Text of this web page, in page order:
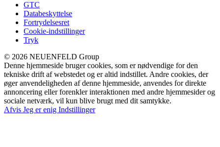
GTC
Databeskyttelse
Fortrydelsesret
Cookie-indstillinger
Tryk
© 2026 NEUENFELD Group
Denne hjemmeside bruger cookies, som er nødvendige for den
tekniske drift af webstedet og er altid indstillet. Andre cookies, der
øger anvendeligheden af denne hjemmeside, anvendes for direkte
annoncering eller forenkler interaktionen med andre hjemmesider og
sociale netværk, vil kun blive brugt med dit samtykke.
Afvis Jeg er enig Indstillinger